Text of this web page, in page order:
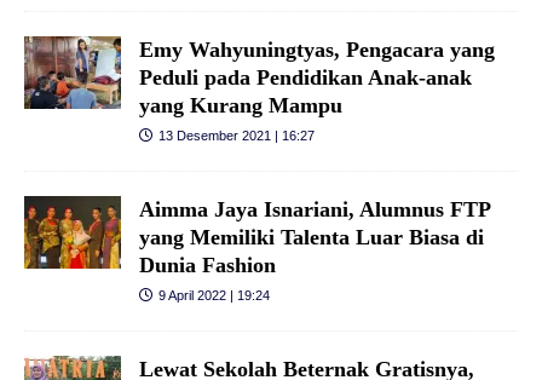
Emy Wahyuningtyas, Pengacara yang
Peduli pada Pendidikan Anak-anak
yang Kurang Mampu
13 Desember 2021 | 16:27
Aimma Jaya Isnariani, Alumnus FTP
yang Memiliki Talenta Luar Biasa di
Dunia Fashion
9 April 2022 | 19:24
Lewat Sekolah Beternak Gratisnya,